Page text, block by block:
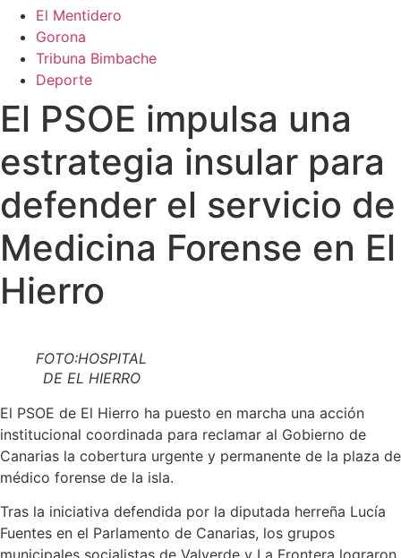
El Mentidero
Gorona
Tribuna Bimbache
Deporte
El PSOE impulsa una
estrategia insular para
defender el servicio de
Medicina Forense en El
Hierro
FOTO:HOSPITAL
DE EL HIERRO
El PSOE de El Hierro ha puesto en marcha una acción
institucional coordinada para reclamar al Gobierno de
Canarias la cobertura urgente y permanente de la plaza de
médico forense de la isla.
Tras la iniciativa defendida por la diputada herreña Lucía
Fuentes en el Parlamento de Canarias, los grupos